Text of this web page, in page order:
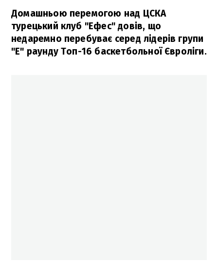
Домашньою перемогою над ЦСКА
турецький клуб "Ефес" довів, що
недаремно перебуває серед лідерів групи
"Е" раунду Топ-16 баскетбольної Євроліги.